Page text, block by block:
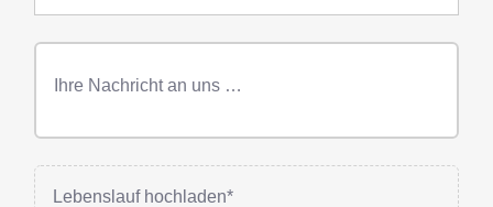
Freitext
Nachricht
Lebenslauf hochladen*